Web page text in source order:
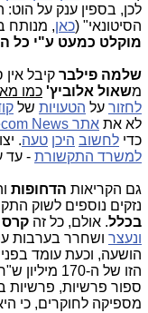
לכן, בספין ענק על
הסיטונאי" (כאן, מנותח
מוקלט כמעט ע"י כל
שלמה פילבר קיבל אין
משאול אלוביץ' כמו
לחזור על הטעויות של
לא את אתר Telecom News
כדי לחשוב היכן טעה.
למשרד התקשורת - עד
גם הקריאות הדחופות
נזקים נוספים לשוק
בכלל. אולם, כל זה קרס
ונעצר ושחרר בערבות
הושעה, וכעת עומד
הזו של ה-
ספור פרשיות, פרשיות
מספיקה לחוקרים, כי